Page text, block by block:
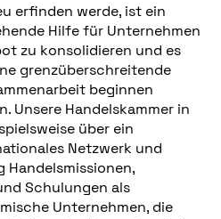
erfinden werde, ist ein
Hilfe für Unternehmen
zu konsolidieren und es
grenzüberschreitende
beginnen
Unsere Handelskammer in
über ein
Netzwerk und
Schulungen als
Unternehmen, die